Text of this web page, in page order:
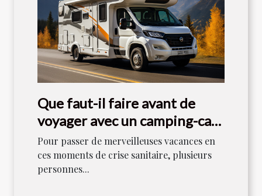
Que faut-il faire avant de
voyager avec un camping-car
en 2021 ?
Pour passer de merveilleuses vacances en
ces moments de crise sanitaire, plusieurs
personnes...